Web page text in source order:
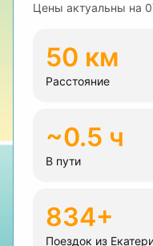
Цены актуальны на
50 км
Расстояние
~0.5 ч
В пути
834+
Поездок из